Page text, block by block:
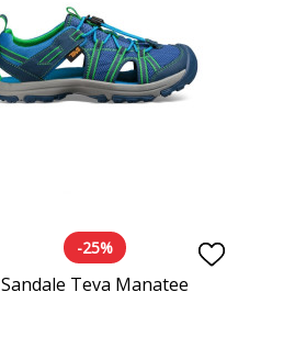
-25%
Sandale Teva Manatee